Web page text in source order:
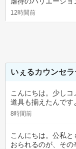
12時間前
いぇるカウンセ
こんにちは。少し
道具も揃えたんです
8時間前
こんにちは。公私
おられるのが、その